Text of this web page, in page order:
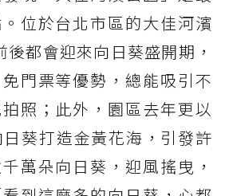
位於台北市區的大佳河濱
都會迎來向日葵盛開期，
門票等優勢，總能吸引不
照；此外，園區去年更以
葵打造金黃花海，引發許
萬朵向日葵，迎風搖曳，